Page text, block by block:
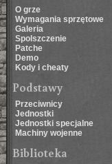
O grze
Wymagania sprzętowe
Galeria
Spolszczenie
Patche
Demo
Kody i cheaty
Podstawy
Przeciwnicy
Jednostki
Jednostki specjalne
Machiny wojenne
Biblioteka